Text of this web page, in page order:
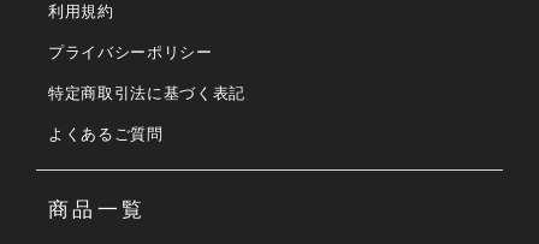
利用規約
プライバシーポリシー
特定商取引法に基づく表記
よくあるご質問
商品一覧